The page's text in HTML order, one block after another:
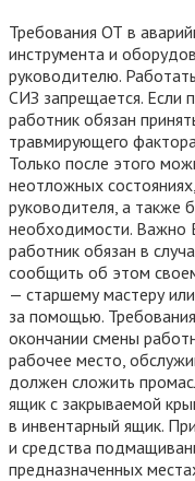
Требования ОТ в
инструмента и
руководителю.
СИЗ запрещается. Если
работник обязан
травмирующего
Только после этого
неотложных
руководителя, а также
необходимости. Важно
работник обязан в
сообщить об этом
— старшему мастеру
за помощью.
окончании смены
рабочее место,
должен сложить
ящик с закрываемой
в инвентарный ящик.
и средства
предназначенных